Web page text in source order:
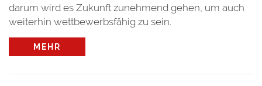
darum wird es Zukunft zunehmend gehen, um auch
weiterhin wettbewerbsfähig zu sein.
MEHR